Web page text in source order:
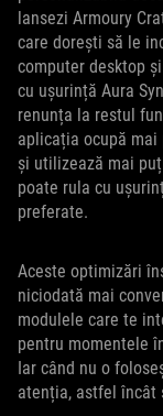
lansezi Armoury
care dorești să le
computer desktop
cu ușurință Aura
renunța la restul
aplicația ocupă
și utilizează mai
poate rula cu
preferate.
Aceste optimizări
niciodată mai
modulele care te
pentru momentele
Iar când nu o
atenția, astfel încât